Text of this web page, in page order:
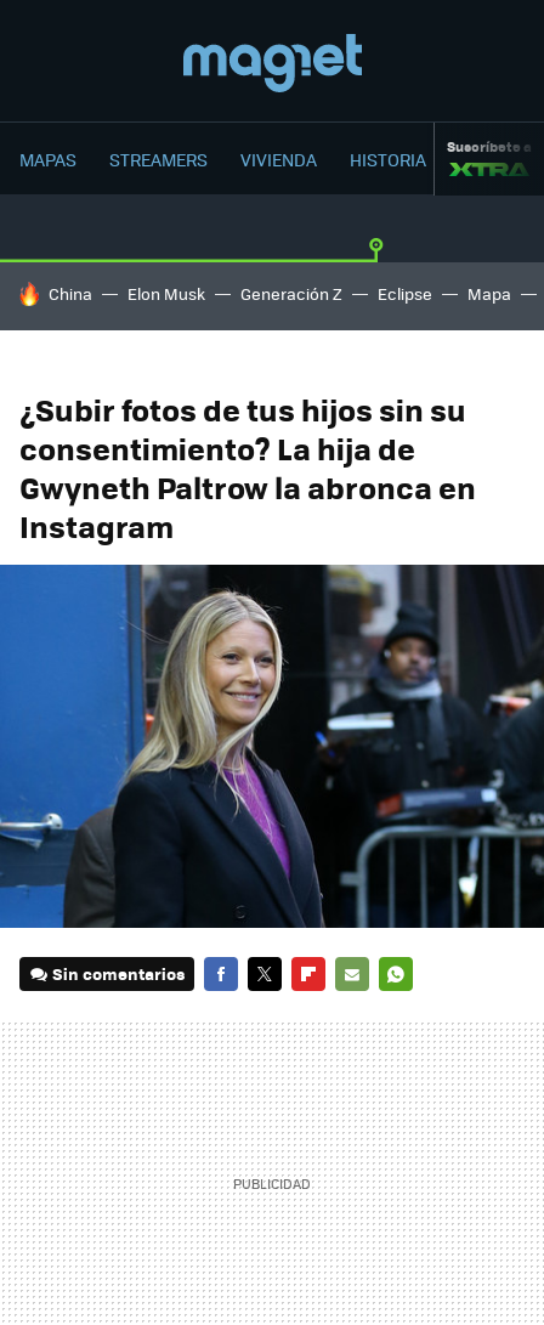
MAPAS STREAMERS VIVIENDA HISTORIA Suscríbete a
HOY SE HABLA DE
China Elon Musk Generación Z Eclipse Mapa
¿Subir fotos de tus hijos sin su
consentimiento? La hija de
Gwyneth Paltrow la abronca en
Instagram
Sin comentarios
MAIL